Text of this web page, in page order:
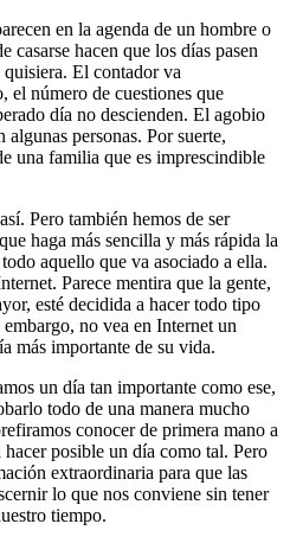
en la agenda de un hombre o
casarse hacen que los días pasen
El contador va
el número de cuestiones que
día no descienden. El agobio
personas. Por suerte,
una familia que es imprescindible
Pero también hemos de ser
haga más sencilla y más rápida la
aquello que va asociado a ella.
Parece mentira que la gente,
esté decidida a hacer todo tipo
no vea en Internet un
más importante de su vida.
un día tan importante como ese,
todo de una manera mucho
conocer de primera mano a
posible un día como tal. Pero
extraordinaria para que las
lo que nos conviene sin tener
tiempo.